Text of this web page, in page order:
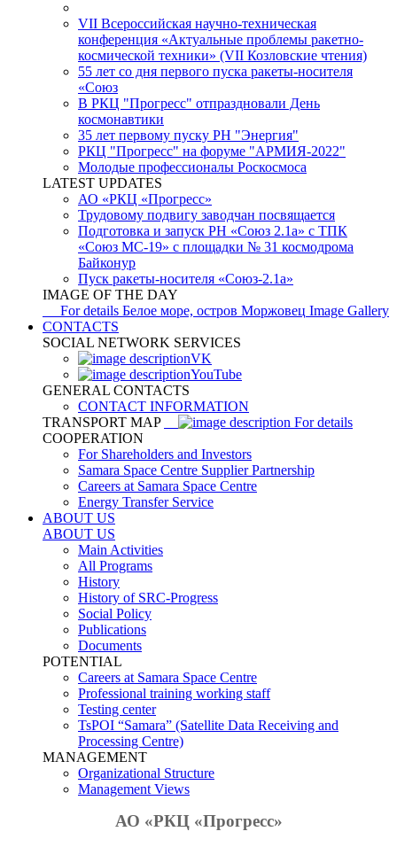
VII Всероссийская научно-техническая
конференция «Актуальные проблемы ракетно-
космической техники» (VII Козловские чтения)
55 лет со дня первого пуска ракеты-носителя
«Союз
В РКЦ "Прогресс" отпраздновали День
космонавтики
35 лет первому пуску РН "Энергия"
РКЦ "Прогресс" на форуме "АРМИЯ-2022"
Молодые профессионалы Роскосмоса
LATEST UPDATES
АО «РКЦ «Прогресс»
Трудовому подвигу заводчан посвящается
Подготовка и запуск РН «Союз 2.1а» с ТПК
«Союз МС-19» с площадки № 31 космодрома
Байконур
Пуск ракеты-носителя «Союз-2.1а»
IMAGE OF THE DAY
For details Белое море, остров Моржовец Image Gallery
CONTACTS
SOCIAL NETWORK SERVICES
VK
YouTube
GENERAL CONTACTS
CONTACT INFORMATION
TRANSPORT MAP
For details
COOPERATION
For Shareholders and Investors
Samara Space Centre Supplier Partnership
Careers at Samara Space Centre
Energy Transfer Service
ABOUT US
ABOUT US
Main Activities
All Programs
History
History of SRC-Progress
Social Policy
Publications
Documents
POTENTIAL
Careers at Samara Space Centre
Professional training working staff
Testing center
TsPOI “Samara” (Satellite Data Receiving and
Processing Centre)
MANAGEMENT
Organizational Structure
Management Views
АО «РКЦ «Прогресс»